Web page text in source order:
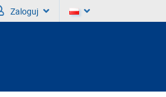
Zaloguj